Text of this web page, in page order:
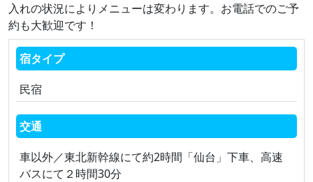
入れの状況によりメニューは変わります。お電話でのご予
約も大歓迎です！
宿タイプ
民宿
交通
車以外／東北新幹線にて約2時間「仙台」下車、高速
バスにて２時間30分